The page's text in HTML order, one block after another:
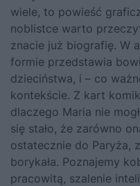
wiele, to powieść
noblistce warto
znacie już biografię. W
formie przedstawia
dzieciństwa, i – co
kontekście. Z kart
dlaczego Maria nie
się stało, że zarówno
ostatecznie do Paryża,
borykała. Poznajemy
pracowitą, szalenie